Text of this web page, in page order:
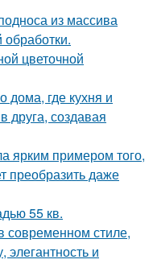
из массива
цветочной
дома, где кухня и
друга, создавая
ярким примером того,
преобразить даже
55 кв.
современном стиле,
элегантность и